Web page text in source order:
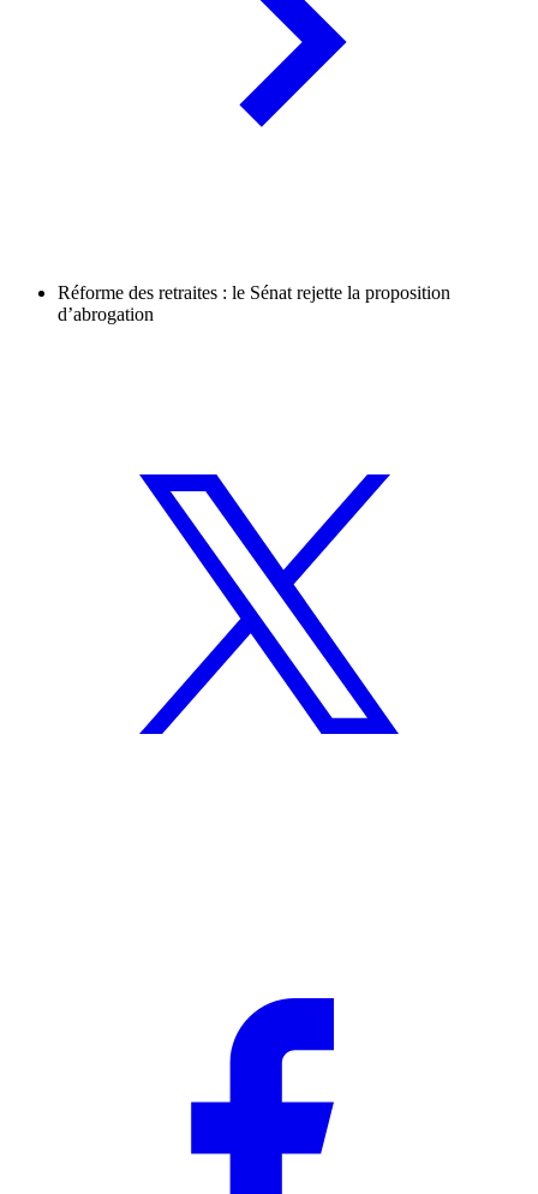
Réforme des retraites : le Sénat rejette la proposition
d’abrogation